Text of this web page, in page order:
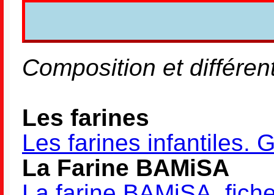
Composition et
Les farines
Les farines infantiles.
La Farine BAMiSA